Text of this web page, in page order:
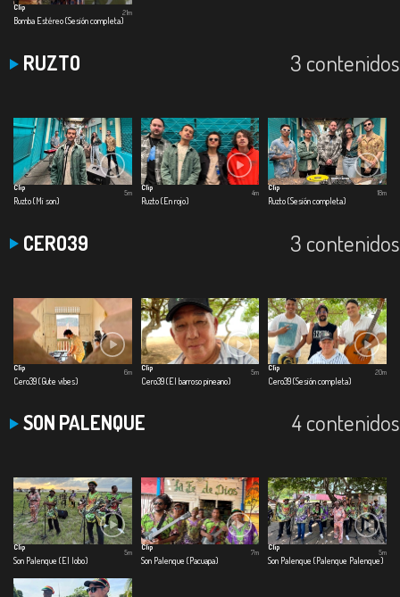
Clip
Bomba Estéreo (Sesión completa)
21m
RUZTO 3 contenidos
Clip
Ruzto (Mi son)
5m
Clip
Ruzto (En rojo)
4m
Clip
Ruzto (Sesión completa)
18m
CERO39 3 contenidos
Clip
Cero39 (Gute vibes)
6m
Clip
Cero39 (El barroso pineano)
5m
Clip
Cero39 (Sesión completa)
20m
SON PALENQUE 4 contenidos
Clip
Son Palenque (El lobo)
5m
Clip
Son Palenque (Pacuapa)
7m
Clip
Son Palenque (Palenque Palenque)
5m